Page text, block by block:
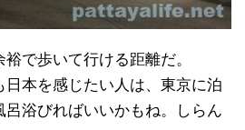
で歩いて行ける距離だ。
日本を感じたい人は、東京に泊
呂浴びればいいかもね。しらん